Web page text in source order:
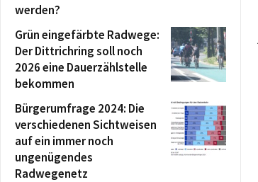
werden?
Grün eingefärbte Radwege:
Der Dittrichring soll noch
2026 eine Dauerzählstelle
bekommen
Bürgerumfrage 2024: Die
verschiedenen Sichtweisen
auf ein immer noch
ungenügendes
Radwegenetz